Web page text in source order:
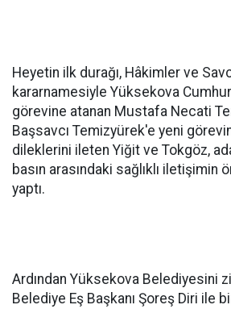
Heyetin ilk durağı, Hâkimler ve
kararnamesiyle Yüksekova
görevine atanan Mustafa Necati
Başsavcı Temizyürek'e yeni
dileklerini ileten Yiğit ve Tokgöz,
basın arasındaki sağlıklı iletişimin
yaptı.
Ardından Yüksekova Belediyesini
Belediye Eş Başkanı Şoreş Diri ile